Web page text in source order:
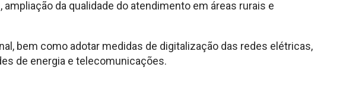
da qualidade do atendimento em áreas rurais e
bem como adotar medidas de digitalização das redes elétricas,
de energia e telecomunicações.